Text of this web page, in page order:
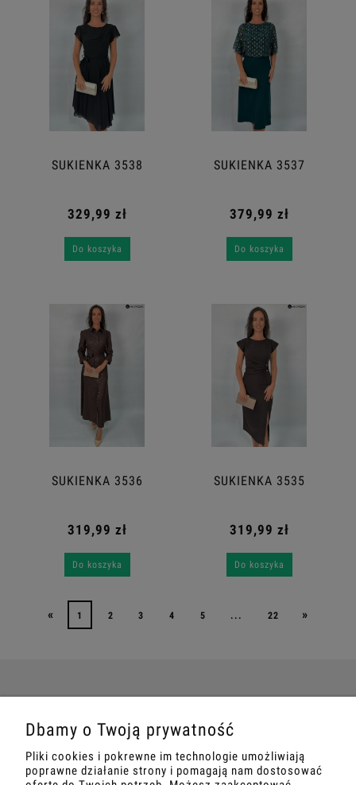
SUKIENKA 3538
329,99 zł
Do koszyka
SUKIENKA 3537
379,99 zł
Do koszyka
SUKIENKA 3536
319,99 zł
Do koszyka
SUKIENKA 3535
319,99 zł
Do koszyka
« 1 2 3 4 5 ... 22 »
POMOC
MOJE KONTO
Dbamy o Twoją prywatność
Pliki cookies i pokrewne im technologie umożliwiają
poprawne działanie strony i pomagają nam dostosować